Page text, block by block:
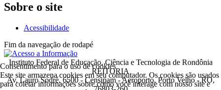
Sobre o site
Acessibilidade
Fim da navegação de rodapé
Instituto Federal de Educação, Ciência e Tecnologia de Rondônia
REITORIA
Av. Lauro Sodré, 6500 - Censipam - Aeroporto, Porto Velho - RO,
Consentimento para o uso de cookies
Este site armazena cookies em seu computador. Os cookies são usados
para coletar informações sobre como você interage com nosso site e